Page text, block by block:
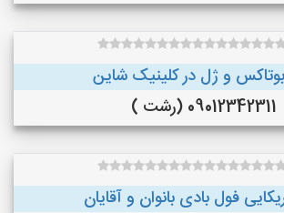
و ژل در کلینیک شاین
09012342311 (رشت )
فول بادی بانوان و آقایان